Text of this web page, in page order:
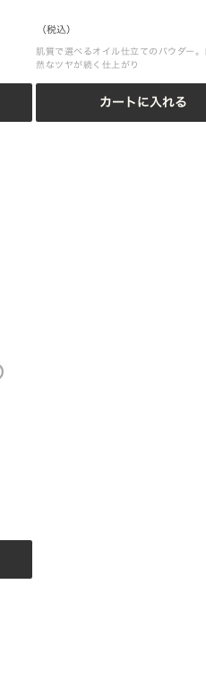
（税込）
肌質で選べるオイル仕立てのパウダー。
然なツヤが続く仕上がり
カートに入れる